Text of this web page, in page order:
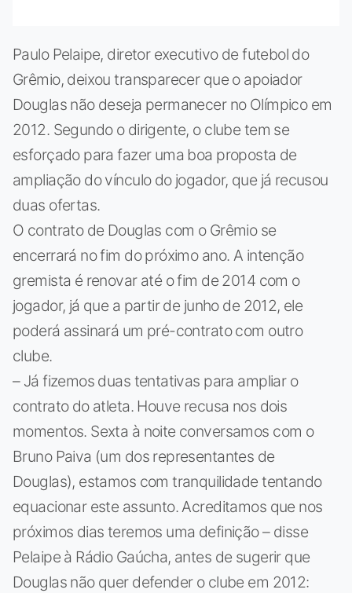
Paulo Pelaipe, diretor executivo de futebol do
Grêmio, deixou transparecer que o apoiador
Douglas não deseja permanecer no Olímpico em
2012. Segundo o dirigente, o clube tem se
esforçado para fazer uma boa proposta de
ampliação do vínculo do jogador, que já recusou
duas ofertas.
O contrato de Douglas com o Grêmio se
encerrará no fim do próximo ano. A intenção
gremista é renovar até o fim de 2014 com o
jogador, já que a partir de junho de 2012, ele
poderá assinará um pré-contrato com outro
clube.
– Já fizemos duas tentativas para ampliar o
contrato do atleta. Houve recusa nos dois
momentos. Sexta à noite conversamos com o
Bruno Paiva (um dos representantes de
Douglas), estamos com tranquilidade tentando
equacionar este assunto. Acreditamos que nos
próximos dias teremos uma definição – disse
Pelaipe à Rádio Gaúcha, antes de sugerir que
Douglas não quer defender o clube em 2012: